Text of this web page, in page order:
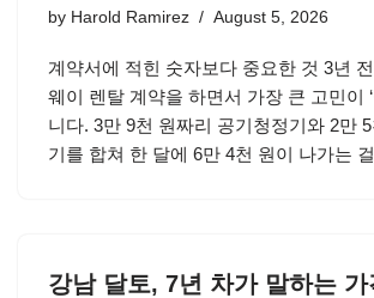
by Harold Ramirez August 5, 2026
계약서에 적힌 숫자보다 중요한 것 3년
웨이 렌탈 계약을 하면서 가장 큰 고민이
니다. 3만 9천 원짜리 공기청정기와 2만
기를 합쳐 한 달에 6만 4천 원이 나가는
강남 달토, 7년 차가 말하는 가